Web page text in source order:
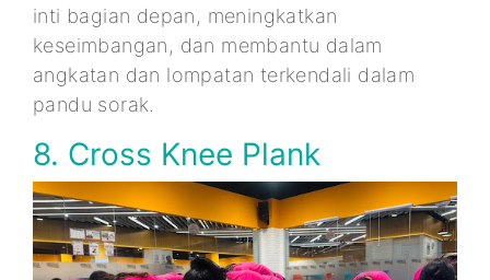
inti bagian depan, meningkatkan
keseimbangan, dan membantu dalam
angkatan dan lompatan terkendali dalam
pandu sorak.
8. Cross Knee Plank